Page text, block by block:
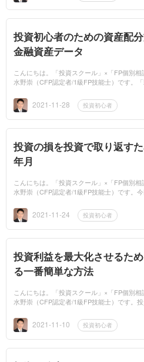
投資初心者のための資産配
金融資産データ
こんにちは。「投資スクール」×「FP個別相
水野崇（CFP認定者/1級FP技能士）です。「
ないので教えて欲し...
2021-11-28 投資初心者
投資の損を投資で取り返す
年月
こんにちは。「投資スクール」×「FP個別相
水野崇（CFP認定者/1級FP技能士）です。今
のことを思い出しなが...
2021-11-24 投資初心者
投資利益を最大化させるた
る一番簡単な方法
こんにちは。「投資スクール」×「FP個別相
水野崇（CFP認定者/1級FP技能士）です。投
か？すごく簡単な...
2021-11-10 投資初心者